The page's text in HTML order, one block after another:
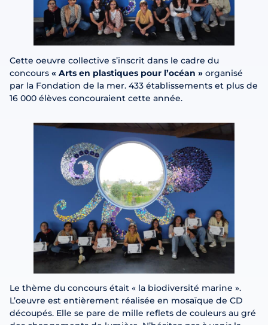
Cette oeuvre collective s’inscrit dans le cadre du
concours « Arts en plastiques pour l’océan » organisé
par la Fondation de la mer. 433 établissements et plus de
16 000 élèves concouraient cette année.
Le thème du concours était « la biodiversité marine ».
L’oeuvre est entièrement réalisée en mosaïque de CD
découpés. Elle se pare de mille reflets de couleurs au gré